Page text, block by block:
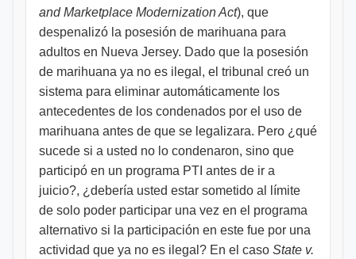
and Marketplace Modernization Act), que
despenalizó la posesión de marihuana para
adultos en Nueva Jersey. Dado que la posesión
de marihuana ya no es ilegal, el tribunal creó un
sistema para eliminar automáticamente los
antecedentes de los condenados por el uso de
marihuana antes de que se legalizara. Pero ¿qué
sucede si a usted no lo condenaron, sino que
participó en un programa PTI antes de ir a
juicio?, ¿debería usted estar sometido al límite
de solo poder participar una vez en el programa
alternativo si la participación en este fue por una
actividad que ya no es ilegal? En el caso State v.